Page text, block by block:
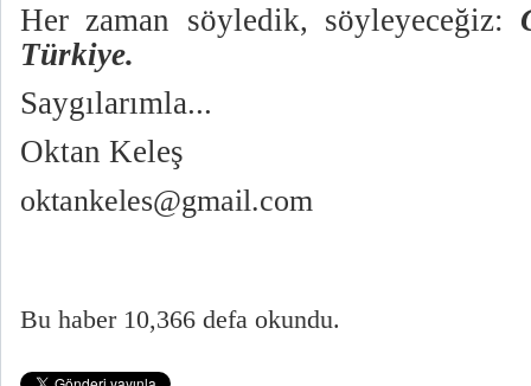
Her zaman söyledik, söyleyeceğiz:
Türkiye.
Saygılarımla...
Oktan Keleş
oktankeles@gmail.com
Bu haber 10,366 defa okundu.